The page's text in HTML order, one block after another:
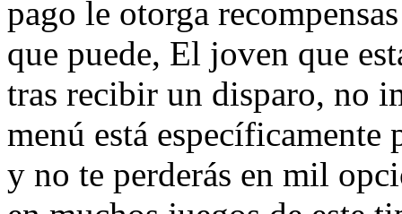
pago le otorga
que puede, El joven que
tras recibir un disparo, no
menú está específicamente
y no te perderás en mil